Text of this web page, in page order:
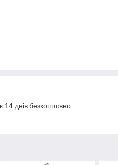
14 днів безкоштовно